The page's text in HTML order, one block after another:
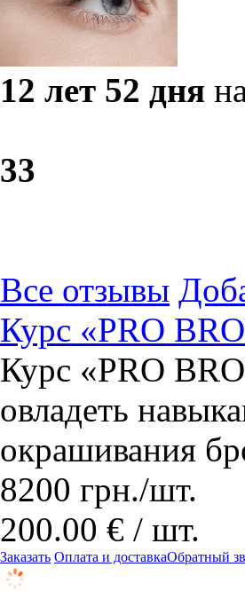
12 лет 52 дня
33
Все отзывы
Курс «PRO
Курс «PRO
овладеть
окрашивания
8200 грн./шт.
200.00 € / шт.
Заказать Оплата и доставкаОбратный